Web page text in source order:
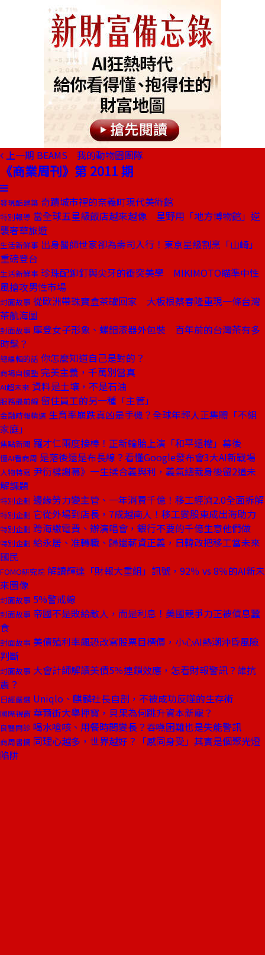
上一期 BEAMS 我的動物園團隊
《商業周刊》第 2011 期
發現酷建築 奇蹟城市裡的奈義町現代美術館
特別報導 當全球五星級飯店越來越像 星野用「地方博物館」逆
襲奢華旅遊
生活新鮮事 出身醫師世家卻為壽司入行！東京星級割烹「山崎」
重磅登台
生活新鮮事 珍珠配鉚釘與尖牙的衝突美學 MIKIMOTO瞄準中性
風搶攻男性市場
封面故事 從歐洲帶珠寶盒茶罐回家 大板根蔡春隆重現一條台灣
茶航海圖
封面故事 摩登女子形象、螺鈿漆器外包裝 百年前的台灣茶有多
時髦？
總編輯的話 你怎麼知道自己是對的？
商場自慢塾 完美主義，千萬別當真
AI超未來 資料是土壤，不是石油
服務最前線 留住員工的另一種「主管」
金融時報精選 生育率崩跌真凶是手機？全球年輕人正集體「不組
家庭」
焦點新聞 羅才仁兩度接棒！正新輪胎上演「和平還權」幕後
懂AI看商周 是落後還是布長線？看懂Google發布會3大AI新戰場
人物特寫 尹衍樑謝幕》一生揉合義與利，義氣總裁身後留2道未
解課題
特別企劃 邊緣勞力變主管、一年消費千億！移工經濟2.0全面拆解
特別企劃 它從外場到店長，7成越南人！移工變股東成出海助力
特別企劃 跨海繳電費、辦演唱會，銀行不要的千億生意他們做
特別企劃 給永居、准轉職、歸還薪資正義，日韓改把移工當未來
國民
FOMO研究院 解讀輝達「財報大重組」訊號，92％ vs 8％的AI新未
來圖像
封面故事 5%警戒線
封面故事 帝國不是敗給敵人，而是利息！美國競爭力正被債息蠶
食
封面故事 美債殖利率飆恐改寫股票目標價，小心AI熱潮沖昏風險
判斷
封面故事 大會計師解讀美債5％連鎖效應，怎看財報警訊？誰抗
震？
日經嚴選 Uniqlo、麒麟社長自剖，不被成功反噬的生存術
國際視窗 華爾街大舉押寶，貝果為何跳升資本新寵？
良醫問診 喝水嗆咳、用餐時間變長？吞嚥困難也是失能警訊
商周書摘 同理心越多，世界越好？「感同身受」其實是個聚光燈
陷阱